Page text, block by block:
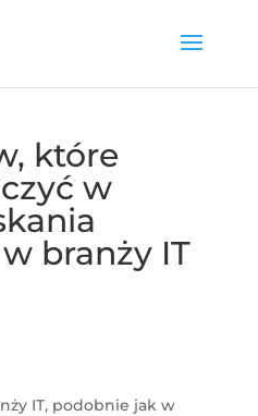
które
w
branży IT
IT, podobnie jak w